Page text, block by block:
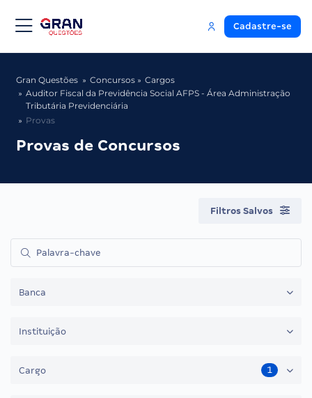
Cadastre-se
Gran Questões Concursos
Cargos
Auditor Fiscal da Previdência Social AFPS - Área Administração
Tributária Previdenciária
Provas
Provas de Concursos
Filtros Salvos
Banca
Instituição
Cargo 1